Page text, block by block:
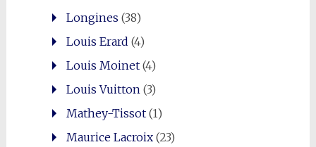
Longines (38)
Louis Erard (4)
Louis Moinet(4)
Louis Vuitton (3)
Mathey-Tissot(1)
Maurice Lacroix(23)